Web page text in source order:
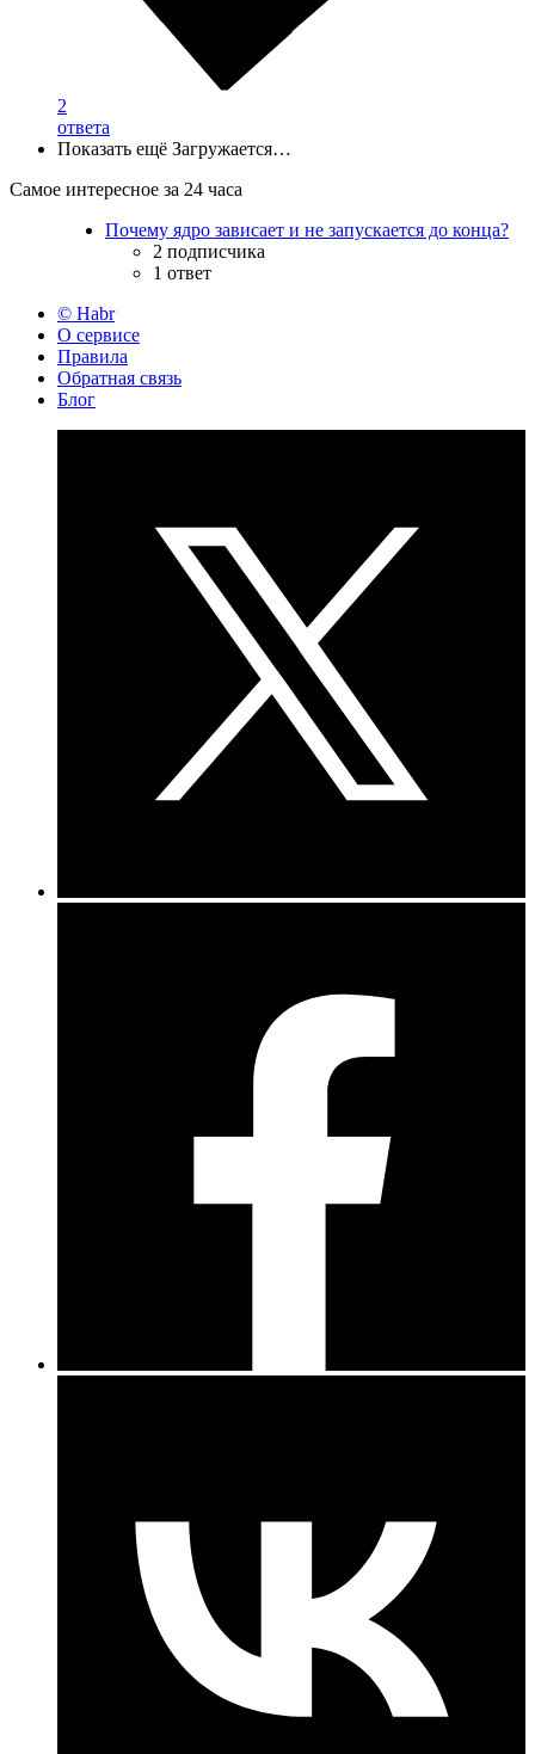
2
ответа
Показать ещё Загружается…
Самое интересное за 24 часа
Почему ядро зависает и не запускается до конца?
2 подписчика
1 ответ
© Habr
О сервисе
Правила
Обратная связь
Блог